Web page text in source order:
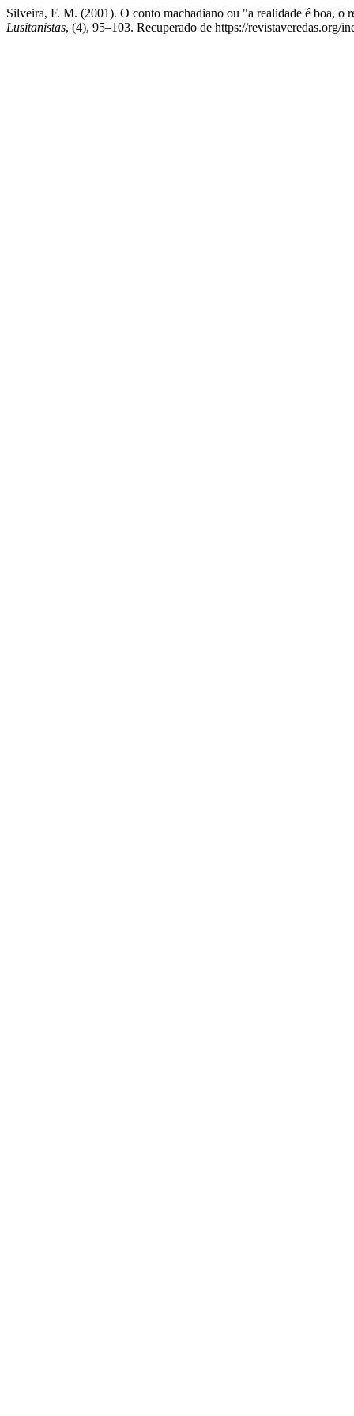
Silveira, F. M. (2001). O conto machadiano ou "a realidade é boa, o
Lusitanistas, (4), 95–103. Recuperado de https://revistaveredas.org/